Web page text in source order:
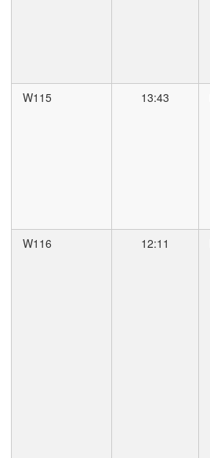
W115 13:43
W116 12:11